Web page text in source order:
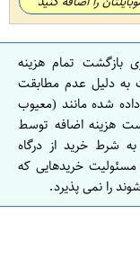
بازگشت تمام هزینه
به دلیل عدم مطابقت
شده مانند (معیوب
هزینه اضافه توسط
شرط خرید از درگاه
خریدهایی که
را نمی پذیرد.